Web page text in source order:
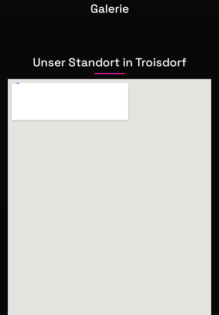
Galerie
Unser Standort in Troisdorf